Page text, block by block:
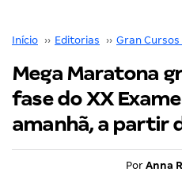
Início ›› Editorias ›› Gran Cursos
Mega Maratona
fase do XX
amanhã, a partir
Por Anna